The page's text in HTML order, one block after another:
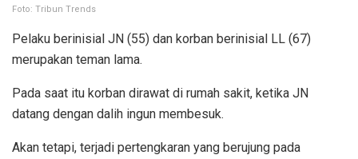
Foto: Tribun Trends
Pelaku berinisial JN (55) dan korban berinisial LL (67)
merupakan teman lama.
Pada saat itu korban dirawat di rumah sakit, ketika JN
datang dengan dalih ingun membesuk.
Akan tetapi, terjadi pertengkaran yang berujung pada